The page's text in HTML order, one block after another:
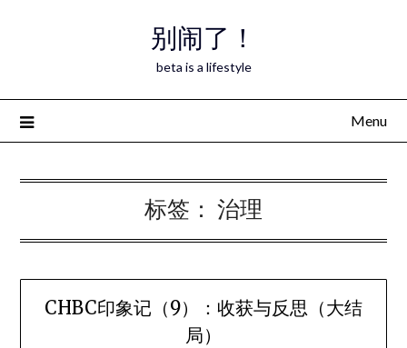
别闹了！
beta is a lifestyle
Menu
标签： 治理
CHBC印象记（9）：收获与反思（大结
局）